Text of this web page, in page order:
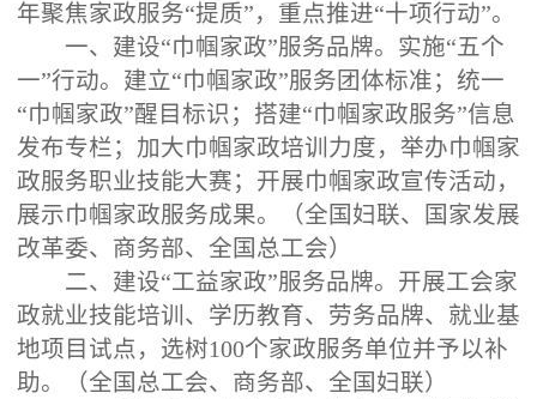
年聚焦家政服务“提质”，重点推进“十项行动”。
一、建设“巾帼家政”服务品牌。实施“五个
一”行动。建立“巾帼家政”服务团体标准；统一
“巾帼家政”醒目标识；搭建“巾帼家政服务”信息
发布专栏；加大巾帼家政培训力度，举办巾帼家
政服务职业技能大赛；开展巾帼家政宣传活动，
展示巾帼家政服务成果。（全国妇联、国家发展
改革委、商务部、全国总工会）
二、建设“工益家政”服务品牌。开展工会家
政就业技能培训、学历教育、劳务品牌、就业基
地项目试点，选树100个家政服务单位并予以补
助。（全国总工会、商务部、全国妇联）